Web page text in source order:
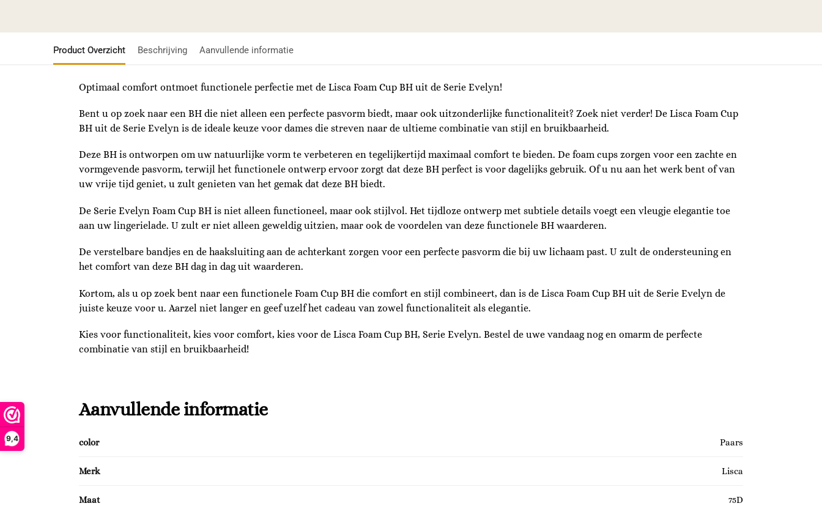
9,4
Product Overzicht Beschrijving Aanvullende informatie
Optimaal comfort ontmoet functionele perfectie met de Lisca Foam Cup BH uit de Serie Evelyn!
Bent u op zoek naar een BH die niet alleen een perfecte pasvorm biedt, maar ook uitzonderlijke functionaliteit? Zoek niet verder! De Lisca Foam Cup
BH uit de Serie Evelyn is de ideale keuze voor dames die streven naar de ultieme combinatie van stijl en bruikbaarheid.
Deze BH is ontworpen om uw natuurlijke vorm te verbeteren en tegelijkertijd maximaal comfort te bieden. De foam cups zorgen voor een zachte en
vormgevende pasvorm, terwijl het functionele ontwerp ervoor zorgt dat deze BH perfect is voor dagelijks gebruik. Of u nu aan het werk bent of van
uw vrije tijd geniet, u zult genieten van het gemak dat deze BH biedt.
De Serie Evelyn Foam Cup BH is niet alleen functioneel, maar ook stijlvol. Het tijdloze ontwerp met subtiele details voegt een vleugje elegantie toe
aan uw lingerielade. U zult er niet alleen geweldig uitzien, maar ook de voordelen van deze functionele BH waarderen.
De verstelbare bandjes en de haaksluiting aan de achterkant zorgen voor een perfecte pasvorm die bij uw lichaam past. U zult de ondersteuning en
het comfort van deze BH dag in dag uit waarderen.
Kortom, als u op zoek bent naar een functionele Foam Cup BH die comfort en stijl combineert, dan is de Lisca Foam Cup BH uit de Serie Evelyn de
juiste keuze voor u. Aarzel niet langer en geef uzelf het cadeau van zowel functionaliteit als elegantie.
Kies voor functionaliteit, kies voor comfort, kies voor de Lisca Foam Cup BH, Serie Evelyn. Bestel de uwe vandaag nog en omarm de perfecte
combinatie van stijl en bruikbaarheid!
Aanvullende informatie
color Paars
Merk Lisca
Maat 75D